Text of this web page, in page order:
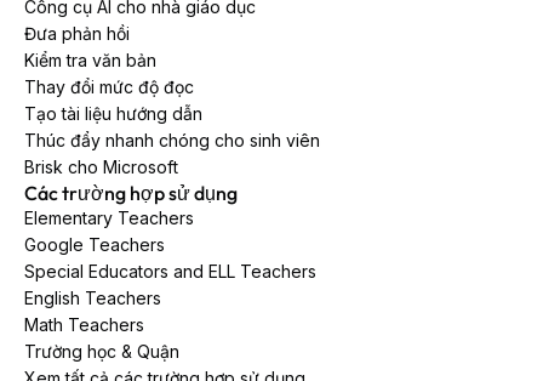
Công cụ AI cho nhà giáo dục
Đưa phản hồi
Kiểm tra văn bản
Thay đổi mức độ đọc
Tạo tài liệu hướng dẫn
Thúc đẩy nhanh chóng cho sinh viên
Brisk cho Microsoft
Các trường hợp sử dụng
Elementary Teachers
Google Teachers
Special Educators and ELL Teachers
English Teachers
Math Teachers
Trường học & Quận